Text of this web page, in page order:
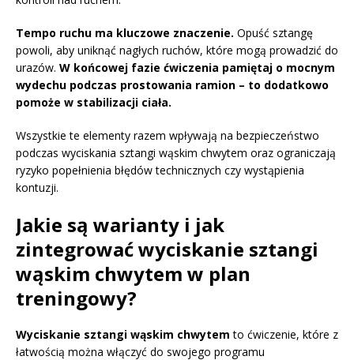
Tempo ruchu ma kluczowe znaczenie. Opuść sztangę
powoli, aby uniknąć nagłych ruchów, które mogą prowadzić do
urazów. W końcowej fazie ćwiczenia pamiętaj o mocnym
wydechu podczas prostowania ramion – to dodatkowo
pomoże w stabilizacji ciała.
Wszystkie te elementy razem wpływają na bezpieczeństwo
podczas wyciskania sztangi wąskim chwytem oraz ograniczają
ryzyko popełnienia błędów technicznych czy wystąpienia
kontuzji.
Jakie są warianty i jak
zintegrować wyciskanie sztangi
wąskim chwytem w plan
treningowy?
Wyciskanie sztangi wąskim chwytem to ćwiczenie, które z
łatwością można włączyć do swojego programu